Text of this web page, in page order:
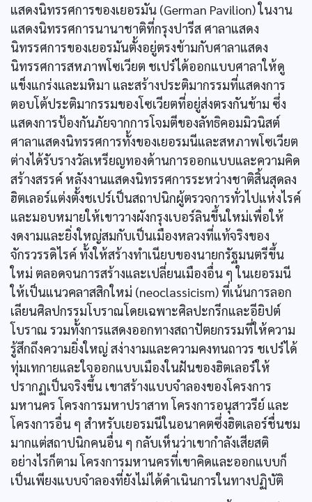
แสดงนิทรรศการของเยอรมัน (German Pavilion) ในงาน
แสดงนิทรรศการนานาชาติที่กรุงปารีส ศาลาแสดง
นิทรรศการของเยอรมันตั้งอยู่ตรงข้ามกับศาลาแสดง
นิทรรศการสหภาพโซเวียต ชเปร์ได้ออกแบบศาลาให้ดู
แข็งแกร่งและมหิมา และสร้างประติมากรรมที่แสดงการ
ตอบโต้ประติมากรรมของโซเวียตที่อยู่ส่งตรงกันข้าม ซึ่ง
แสดงการป้องกันภัยจากการโจมตีของลัทธิคอมมิวนิสต์
ศาลาแสดงนิทรรศการทั้งของเยอรมนีและสหภาพโซเวียต
ต่างได้รับรางวัลเหรียญทองด้านการออกแบบและความคิด
สร้างสรรค์ หลังงานแสดงนิทรรศการระหว่างชาติสิ้นสุดลง
ฮิตเลอร์แต่งตั้งชเปร์เป็นสถาปนิกผู้ตรวจการทั่วไปแห่งไรค์
และมอบหมายให้เขาวางผังกรุงเบอร์ลินขึ้นใหม่เพื่อให้
งดงามและยิ่งใหญ่สมกับเป็นเมืองหลวงที่แท้จริงของ
จักรวรรดิไรค์ ทั้งให้สร้างทำเนียบของนายกรัฐมนตรีขึ้น
ใหม่ ตลอดจนการสร้างและเปลี่ยนเมืองอื่น ๆ ในเยอรมนี
ให้เป็นแนวคลาสสิกใหม่ (neoclassicism) ที่เน้นการลอก
เลียนศิลปกรรมโบราณโดยเฉพาะศิลปะกรีกและอียิปต์
โบราณ รวมทั้งการแสดงออกทางสถาปัตยกรรมที่ให้ความ
รู้สึกถึงความยิ่งใหญ่ สง่างามและความคงทนถาวร ชเปร์ได้
ทุ่มเทกายและใจออกแบบเมืองในฝันของฮิตเลอร์ให้
ปรากฏเป็นจริงขึ้น เขาสร้างแบบจำลองของโครงการ
มหานคร โครงการมหาปราสาท โครงการอนุสาวรีย์ และ
โครงการอื่น ๆ สำหรับเยอรมนีในอนาคตซึ่งฮิตเลอร์ชื่นชม
มากแต่สถาปนิกคนอื่น ๆ กลับเห็นว่าเขากำลังเสียสติ
อย่างไรก็ตาม โครงการมหานครที่เขาคิดและออกแบบก็
เป็นเพียงแบบจำลองที่ยังไม่ได้ดำเนินการในทางปฏิบัติ